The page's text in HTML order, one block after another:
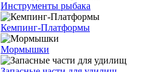
Инструменты рыбака
Кемпинг-Платформы
Мормышки